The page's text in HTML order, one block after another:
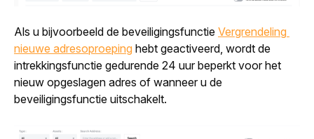
Als u bijvoorbeeld de beveiligingsfunctie Vergrendeling
nieuwe adresoproeping hebt geactiveerd, wordt de
intrekkingsfunctie gedurende 24 uur beperkt voor het
nieuw opgeslagen adres of wanneer u de
beveiligingsfunctie uitschakelt.